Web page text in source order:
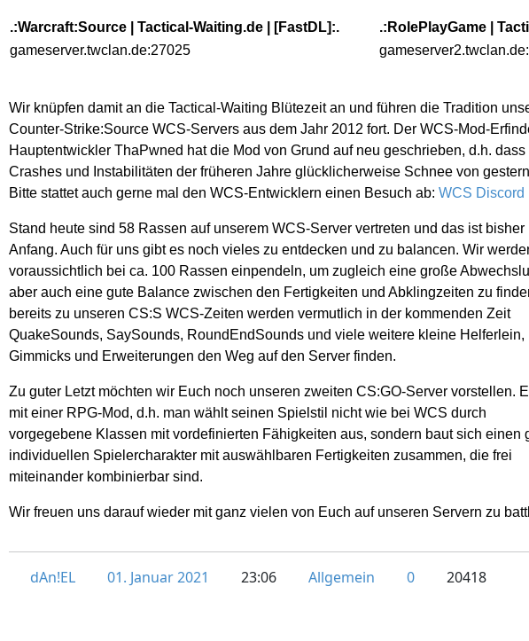
.:Warcraft:Source | Tactical-Waiting.de | [FastDL]:.
.:RolePlayGame |
gameserver.twclan.de:27025
Wir knüpfen damit an die Tactical-Waiting Blütezeit an und führen die Tradition
Counter-Strike:Source WCS-Servers aus dem Jahr 2012 fort. Der WCS-Mod-
Hauptentwickler ThaPwned hat die Mod von Grund auf neu geschrieben, d.h. dass
Crashes und Instabilitäten der früheren Jahre glücklicherweise Schnee von
Bitte stattet auch gerne mal den WCS-Entwicklern einen Besuch ab:WCS Discord
Stand heute sind 58 Rassen auf unserem WCS-Server vertreten und das ist bisher
Anfang. Auch für uns gibt es noch vieles zu entdecken und zu balancen. Wir
voraussichtlich bei ca. 100 Rassen einpendeln, um zugleich eine große
aber auch eine gute Balance zwischen den Fertigkeiten und Abklingzeiten zu
bereits zu unseren CS:S WCS-Zeiten werden vermutlich in der kommenden Zeit
QuakeSounds, SaySounds, RoundEndSounds und viele weitere kleine Helferlein,
Gimmicks und Erweiterungen den Weg auf den Server finden.
Zu guter Letzt möchten wir Euch noch unseren zweiten CS:GO-Server vorstellen.
mit einer RPG-Mod, d.h. man wählt seinen Spielstil nicht wie bei WCS durch
vorgegebene Klassen mit vordefinierten Fähigkeiten aus, sondern baut sich einen
individuellen Spielercharakter mit auswählbaren Fertigkeiten zusammen, die frei
miteinander kombinierbar sind.
Wir freuen uns darauf wieder mit ganz vielen von Euch auf unseren Servern zu
dAn!EL 01. Januar 2021 23:06 Allgemein 0 20418